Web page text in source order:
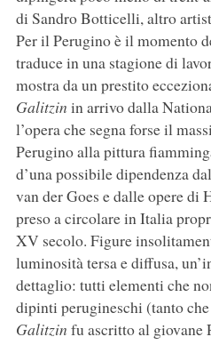
di Sandro Botticelli, altro
Per il Perugino è il momento
traduce in una stagione di
mostra da un prestito
Galitzin in arrivo dalla
l’opera che segna forse il
Perugino alla pittura
d’una possibile dipendenza
van der Goes e dalle opere di
preso a circolare in Italia
XV secolo. Figure
luminosità tersa e diffusa,
dettaglio: tutti elementi che
dipinti perugineschi (tanto
Galitzin fu ascritto al giovane